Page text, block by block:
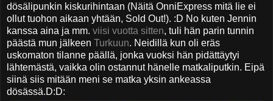
dösälipunkin kiskurihintaan (Näitä OnniExpress mitä lie ei
ollut tuohon aikaan yhtään, Sold Out!). :D No kuten Jennin
kanssa aina ja mm. viisi vuotta sitten, tuli hän parin tunnin
päästä mun jälkeen Turkuun. Neidillä kun oli eräs
uskomaton tilanne päällä, jonka vuoksi hän pidättäytyi
lähtemästä, vaikka olin ostannut hänelle matkaliputkin. Eipä
siinä siis mitään meni se matka yksin ankeassa
dösässä.D:D: